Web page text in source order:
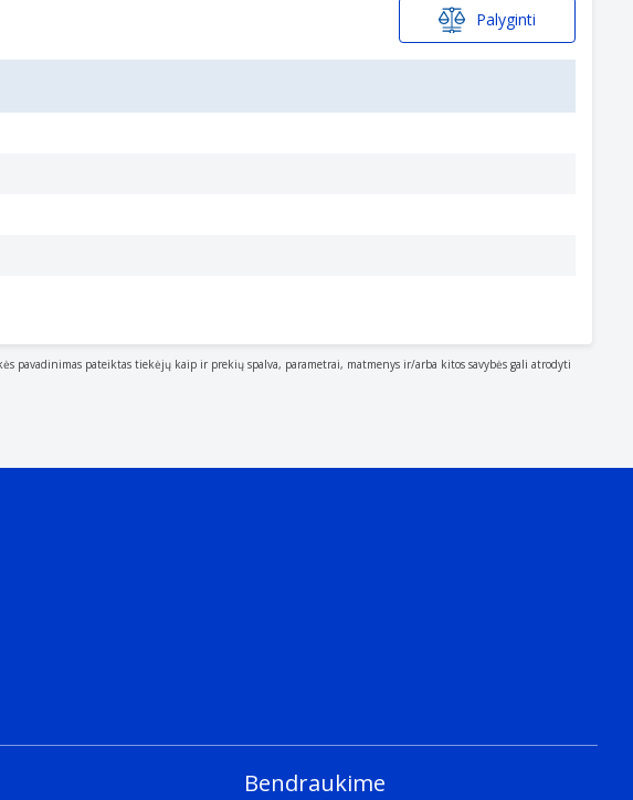
Palyginti
pateiktas tiekėjų kaip ir prekių spalva, parametrai, matmenys ir/arba kitos savybės gali atrodyti
Bendraukime